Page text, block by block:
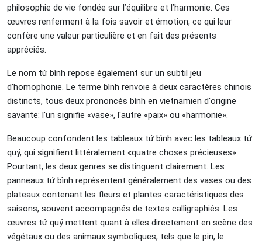
philosophie de vie fondée sur l’équilibre et l’harmonie. Ces
œuvres renferment à la fois savoir et émotion, ce qui leur
confère une valeur particulière et en fait des présents
appréciés.
Le nom tứ bình repose également sur un subtil jeu
d’homophonie. Le terme bình renvoie à deux caractères chinois
distincts, tous deux prononcés bình en vietnamien d'origine
savante: l'un signifie «vase», l'autre «paix» ou «harmonie».
Beaucoup confondent les tableaux tứ bình avec les tableaux tứ
quý, qui signifient littéralement «quatre choses précieuses».
Pourtant, les deux genres se distinguent clairement. Les
panneaux tứ bình représentent généralement des vases ou des
plateaux contenant les fleurs et plantes caractéristiques des
saisons, souvent accompagnés de textes calligraphiés. Les
œuvres tứ quý mettent quant à elles directement en scène des
végétaux ou des animaux symboliques, tels que le pin, le